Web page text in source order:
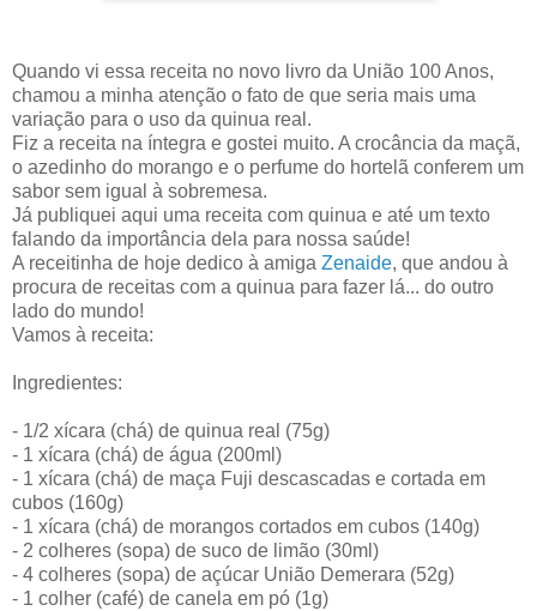
Quando vi essa receita no novo livro da União 100 Anos,
chamou a minha atenção o fato de que seria mais uma
variação para o uso da quinua real.
Fiz a receita na íntegra e gostei muito. A crocância da maçã,
o azedinho do morango e o perfume do hortelã conferem um
sabor sem igual à sobremesa.
Já publiquei aqui uma receita com quinua e até um texto
falando da importância dela para nossa saúde!
A receitinha de hoje dedico à amiga Zenaide, que andou à
procura de receitas com a quinua para fazer lá... do outro
lado do mundo!
Vamos à receita:
Ingredientes:
- 1/2 xícara (chá) de quinua real (75g)
- 1 xícara (chá) de água (200ml)
- 1 xícara (chá) de maça Fuji descascadas e cortada em
cubos (160g)
- 1 xícara (chá) de morangos cortados em cubos (140g)
- 2 colheres (sopa) de suco de limão (30ml)
- 4 colheres (sopa) de açúcar União Demerara (52g)
- 1 colher (café) de canela em pó (1g)